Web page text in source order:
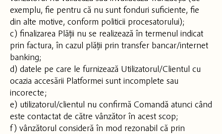
exemplu, fie pentru că nu sunt fonduri suficiente, fie
din alte motive, conform politicii procesatorului);
c) finalizarea Plății nu se realizează în termenul indicat
prin factura, în cazul plății prin transfer bancar/internet
banking;
d) datele pe care le furnizează Utilizatorul/Clientul cu
ocazia accesării Platformei sunt incomplete sau
incorecte;
e) utilizatorul/clientul nu confirmă Comandă atunci când
este contactat de către vânzător în acest scop;
f) vânzătorul consideră în mod rezonabil că prin